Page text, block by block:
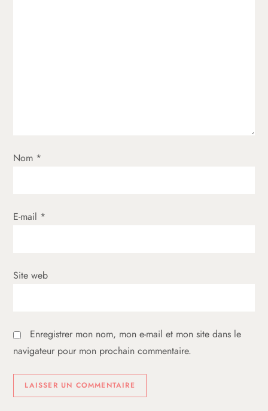
’
r
i
l
e
Nom *
E-mail *
Site web
Enregistrer mon nom, mon e-mail et mon site dans le
navigateur pour mon prochain commentaire.